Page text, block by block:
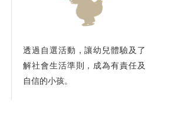
透過自選活動，讓幼兒體驗及了
解社會生活準則，成為有責任及
自信的小孩。